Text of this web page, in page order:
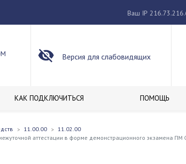
Ваш IP
Версия для слабовидящих
КАК ПОДКЛЮЧИТЬСЯ ПОМОЩЬ
11.00.00
11.02.00
аттестации в форме демонстрационного экзамена